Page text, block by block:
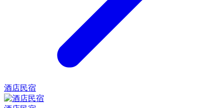
酒店民宿